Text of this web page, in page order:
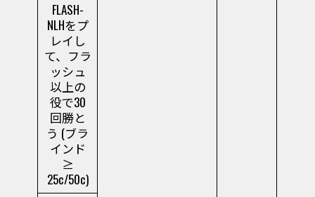
FLASH-
NLHをプ
レイし
て、フラ
ッシュ
以上の
役で30
回勝と
う (ブラ
インド
≥
25c/50c)